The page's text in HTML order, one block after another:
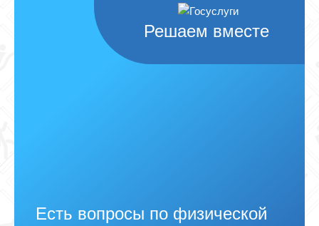
Решаем вместе
Есть вопросы по физической